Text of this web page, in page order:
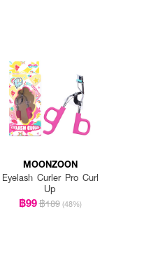
MOONZOON
Eyelash Curler Pro Curl
Up
฿99฿189 (48%)